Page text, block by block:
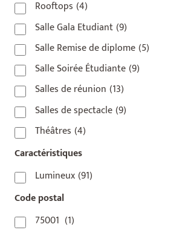
Rooftops (4)
Salle Gala Etudiant(9)
Salle Remise de diplome(5)
Salle Soirée Étudiante(9)
Salles de réunion (13)
Salles de spectacle(9)
Théâtres (4)
Caractéristiques
Lumineux(91)
Code postal
75001 (1)